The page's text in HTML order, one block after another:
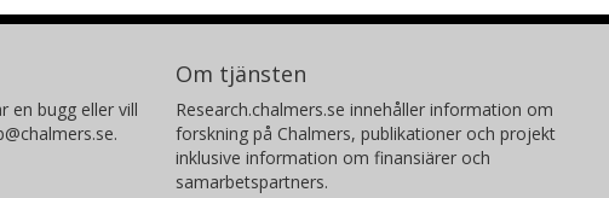
en bugg eller vill
Om tjänsten
Research.chalmers.se innehåller information om
forskning på Chalmers, publikationer och projekt
inklusive information om finansiärer och
samarbetspartners.